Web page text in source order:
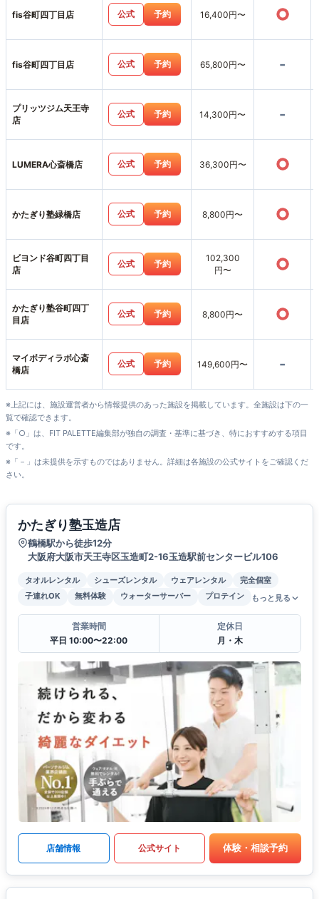
fis谷町四丁目店 公式 予約 16,400円〜 ○
fis谷町四丁目店 公式 予約 65,800円〜 -
プリッツジム天王寺
店
公式 予約 14,300円〜 -
LUMERA心斎橋店 公式 予約 36,300円〜 ○
かたぎり塾緑橋店 公式 予約 8,800円〜 ○
ビヨンド谷町四丁目
店
公式 予約
102,300
円〜
○
かたぎり塾谷町四丁
目店
公式 予約 8,800円〜 ○
マイボディラボ心斎
橋店
公式 予約 149,600円〜 -
※上記には、施設運営者から情報提供のあった施設を掲載しています。全施設は下の一
覧で確認できます。
※「○」は、FIT PALETTE編集部が独自の調査・基準に基づき、特におすすめする項目
です。
※「－」は未提供を示すものではありません。詳細は各施設の公式サイトをご確認くだ
さい。
かたぎり塾玉造店
鶴橋駅から徒歩12分
大阪府大阪市天王寺区玉造町2-16玉造駅前センタービル106
タオルレンタル シューズレンタル ウェアレンタル
完全個室
子連れOK
無料体験 ウォーターサーバー プロテイン もっと見る
営業時間
平日 10:00〜22:00
定休日
月・木
店舗情報 公式サイト 体験・相談予約